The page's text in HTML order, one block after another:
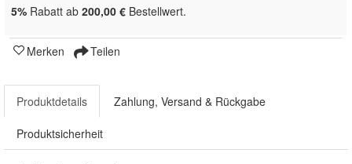
5% Rabatt ab 200,00 € Bestellwert.
Merken Teilen
Produktdetails Zahlung, Versand & Rückgabe
Produktsicherheit